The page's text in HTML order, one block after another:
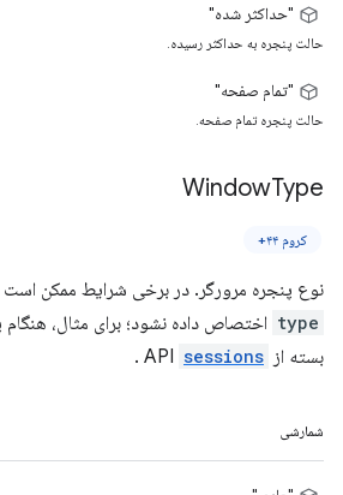
"حداکثر شده"
حالت پنجره به حداکثر رسیده.
"تمام صفحه"
حالت پنجره تمام صفحه.
WindowType
کروم ۴۴+
نوع پنجره مرورگر. در برخی شرایط ممکن
type اختصاص داده نشود؛ برای مثال،
بسته از API sessions
.
شمارشی